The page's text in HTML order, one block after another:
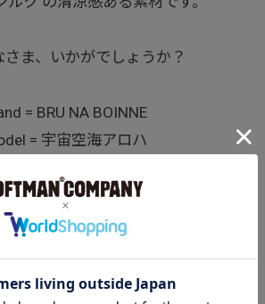
さま、いかがでしょうか？
= BRU NA BOINNE
= 宇宙空海アロハ
color = ベージュ
= 30,800yen(税込)